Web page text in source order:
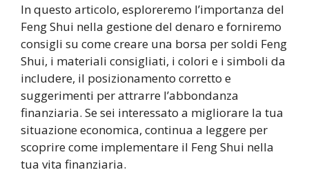
In questo articolo, esploreremo l’importanza del
Feng Shui nella gestione del denaro e forniremo
consigli su come creare una borsa per soldi Feng
Shui, i materiali consigliati, i colori e i simboli da
includere, il posizionamento corretto e
suggerimenti per attrarre l’abbondanza
finanziaria. Se sei interessato a migliorare la tua
situazione economica, continua a leggere per
scoprire come implementare il Feng Shui nella
tua vita finanziaria.